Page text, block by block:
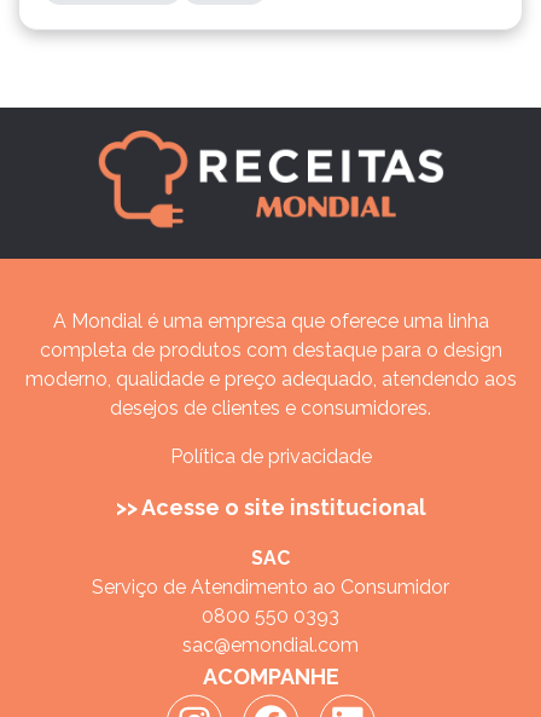
A Mondial é uma empresa que oferece uma linha
completa de produtos com destaque para o design
moderno, qualidade e preço adequado, atendendo aos
desejos de clientes e consumidores.
Política de privacidade
>> Acesse o site institucional
SAC
Serviço de Atendimento ao Consumidor
0800 550 0393
sac@emondial.com
ACOMPANHE